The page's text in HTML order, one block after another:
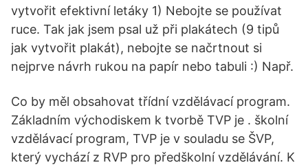
vytvořit efektivní letáky 1) Nebojte se používat
ruce. Tak jak jsem psal už při plakátech (9 tipů
jak vytvořit plakát), nebojte se načrtnout si
nejprve návrh rukou na papír nebo tabuli :) Např.
Co by měl obsahovat třídní vzdělávací program.
Základním východiskem k tvorbě TVP je . školní
vzdělávací program, TVP je v souladu se ŠVP,
který vychází z RVP pro předškolní vzdělávání. K